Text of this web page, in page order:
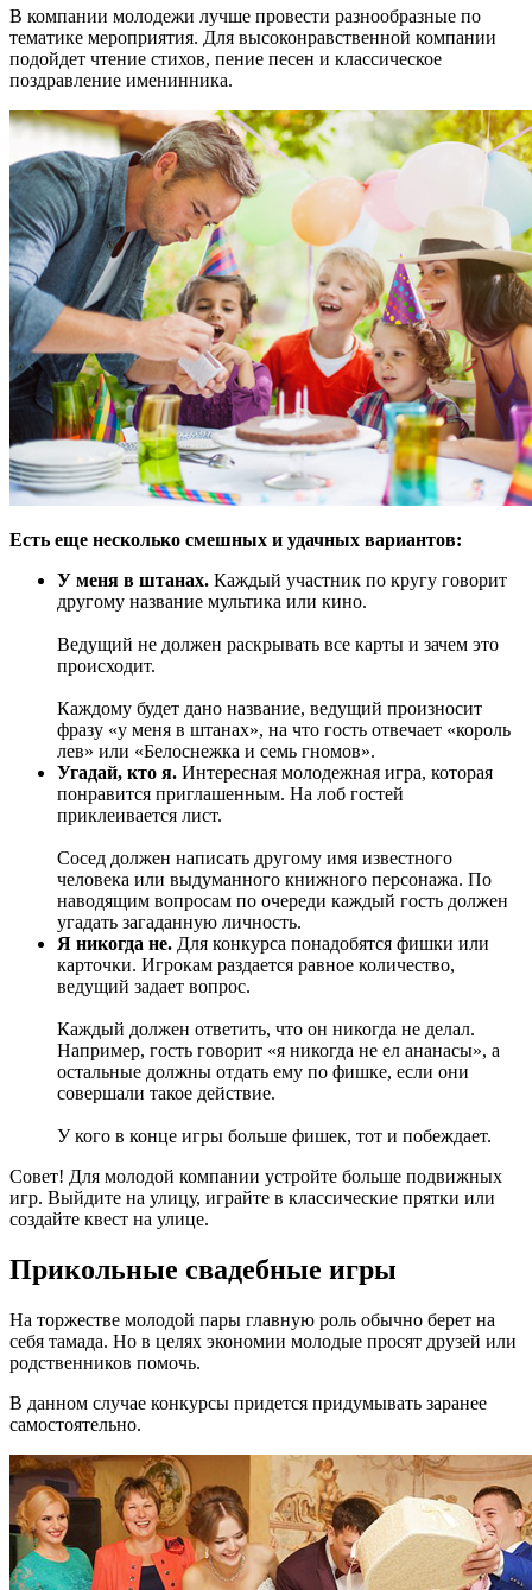
В компании молодежи лучше провести разнообразные по
тематике мероприятия. Для высоконравственной компании
подойдет чтение стихов, пение песен и классическое
поздравление именинника.
Есть еще несколько смешных и удачных вариантов:
У меня в штанах. Каждый участник по кругу говорит
другому название мультика или кино.
Ведущий не должен раскрывать все карты и зачем это
происходит.
Каждому будет дано название, ведущий произносит
фразу «у меня в штанах», на что гость отвечает «король
лев» или «Белоснежка и семь гномов».
Угадай, кто я. Интересная молодежная игра, которая
понравится приглашенным. На лоб гостей
приклеивается лист.
Сосед должен написать другому имя известного
человека или выдуманного книжного персонажа. По
наводящим вопросам по очереди каждый гость должен
угадать загаданную личность.
Я никогда не. Для конкурса понадобятся фишки или
карточки. Игрокам раздается равное количество,
ведущий задает вопрос.
Каждый должен ответить, что он никогда не делал.
Например, гость говорит «я никогда не ел ананасы», а
остальные должны отдать ему по фишке, если они
совершали такое действие.
У кого в конце игры больше фишек, тот и побеждает.
Совет! Для молодой компании устройте больше подвижных
игр. Выйдите на улицу, играйте в классические прятки или
создайте квест на улице.
Прикольные свадебные игры
На торжестве молодой пары главную роль обычно берет на
себя тамада. Но в целях экономии молодые просят друзей или
родственников помочь.
В данном случае конкурсы придется придумывать заранее
самостоятельно.